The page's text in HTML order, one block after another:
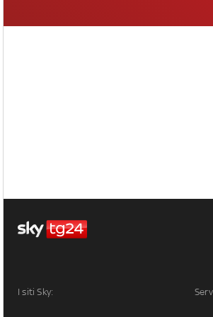
I siti Sky: